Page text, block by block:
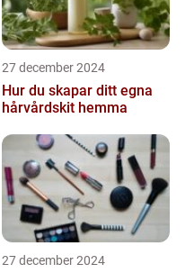
27 december 2024
Hur du skapar ditt egna
hårvårdskit hemma
27 december 2024